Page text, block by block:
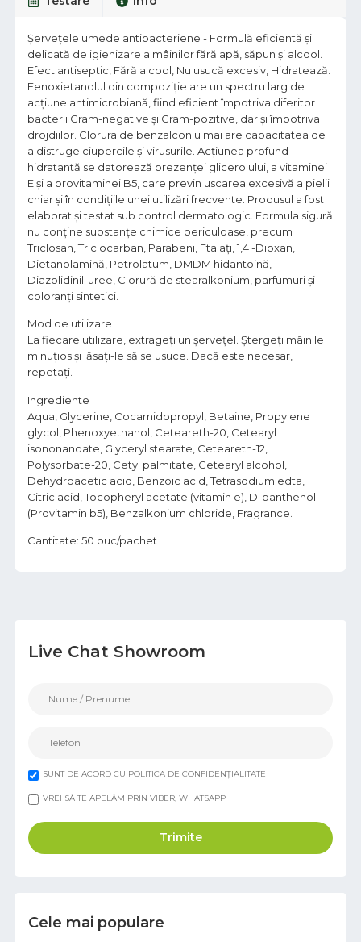
Live Chat Showroom
SUNT DE ACORD CU POLITICA DE CONFIDENȚIALITATE
VREI SĂ TE APELĂM PRIN VIBER, WHATSAPP
Trimite
Cele mai populare
Șervețele umede antibacteriene - Formulă eficientă şi
delicată de igienizare a mâinilor fără apă, săpun şi alcool.
Efect antiseptic, Fără alcool, Nu usucă excesiv, Hidratează.
Fenoxietanolul din compoziţie are un spectru larg de
acţiune antimicrobiană, fiind eficient împotriva diferitor
bacterii Gram-negative și Gram-pozitive, dar și împotriva
drojdiilor. Clorura de benzalconiu mai are capacitatea de
a distruge ciupercile şi virusurile. Acţiunea profund
hidratantă se datorează prezenţei glicerolului, a vitaminei
E și a provitaminei B5, care previn uscarea excesivă a pielii
chiar şi în condiţiile unei utilizări frecvente. Produsul a fost
elaborat şi testat sub control dermatologic. Formula sigură
nu conţine substanţe chimice periculoase, precum
Triclosan, Triclocarban, Parabeni, Ftalaţi, 1,4 -Dioxan,
Dietanolamină, Petrolatum, DMDM hidantoină,
Diazolidinil-uree, Clorură de stearalkonium, parfumuri şi
coloranţi sintetici.
Mod de utilizare
La fiecare utilizare, extrageţi un şerveţel. Ştergeţi mâinile
minuţios şi lăsaţi-le să se usuce. Dacă este necesar,
repetați.
Ingrediente
Aqua, Glycerine, Cocamidopropyl, Betaine, Propylene
glycol, Phenoxyethanol, Ceteareth-20, Cetearyl
isononanoate, Glyceryl stearate, Ceteareth-12,
Polysorbate-20, Cetyl palmitate, Cetearyl alcohol,
Dehydroacetic acid, Benzoic acid, Tetrasodium edta,
Citric acid, Tocopheryl acetate (vitamin e), D-panthenol
(Provitamin b5), Benzalkonium chloride, Fragrance.
Cantitate: 50 buc/pachet